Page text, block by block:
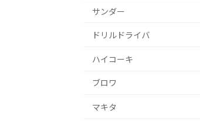
サンダー
ドリルドライバ
ハイコーキ
ブロワ
マキタ